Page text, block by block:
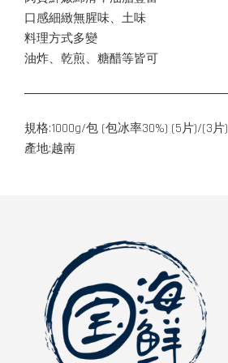
口感細緻無腥味、土味
料理方式多變
油炸、乾煎、糖醋等皆可
規格:1000g/包 (包冰率30%) (5片)/(3片)
產地:越南